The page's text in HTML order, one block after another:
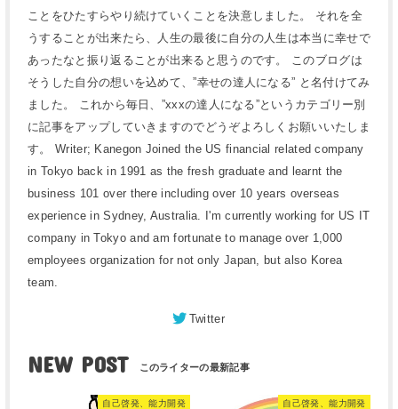
ことをひたすらやり続けていくことを決意しました。 それを全
うすることが出来たら、人生の最後に自分の人生は本当に幸せで
あったなと振り返ることが出来ると思うのです。 このブログは
そうした自分の想いを込めて、”幸せの達人になる” と名付けてみ
ました。 これから毎日、”xxxの達人になる”というカテゴリー別
に記事をアップしていきますのでどうぞよろしくお願いいたしま
す。 Writer; Kanegon Joined the US financial related company
in Tokyo back in 1991 as the fresh graduate and learnt the
business 101 over there including over 10 years overseas
experience in Sydney, Australia. I'm currently working for US IT
company in Tokyo and am fortunate to manage over 1,000
employees organization for not only Japan, but also Korea
team.
Twitter
NEW POST
自己啓発、能力開発 自己啓発、能力開発